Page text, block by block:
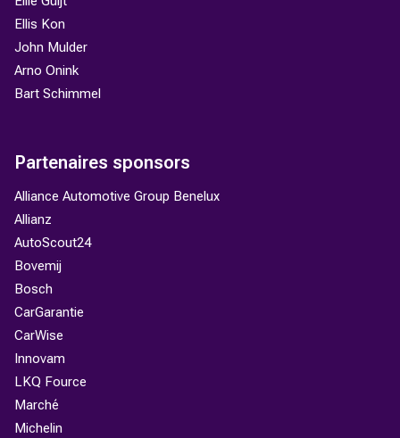
Ellis Kon
John Mulder
Arno Onink
Bart Schimmel
Partenaires sponsors
Alliance Automotive Group Benelux
Allianz
AutoScout24
Bovemij
Bosch
CarGarantie
CarWise
Innovam
LKQ Fource
Marché
Michelin